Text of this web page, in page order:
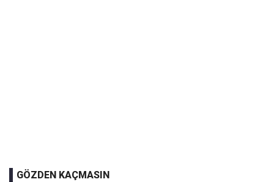
GÖZDEN KAÇMASIN